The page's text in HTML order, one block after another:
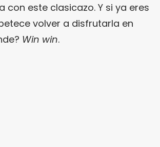
con este clasicazo. Y si ya eres
volver a disfrutarla en
Win win.